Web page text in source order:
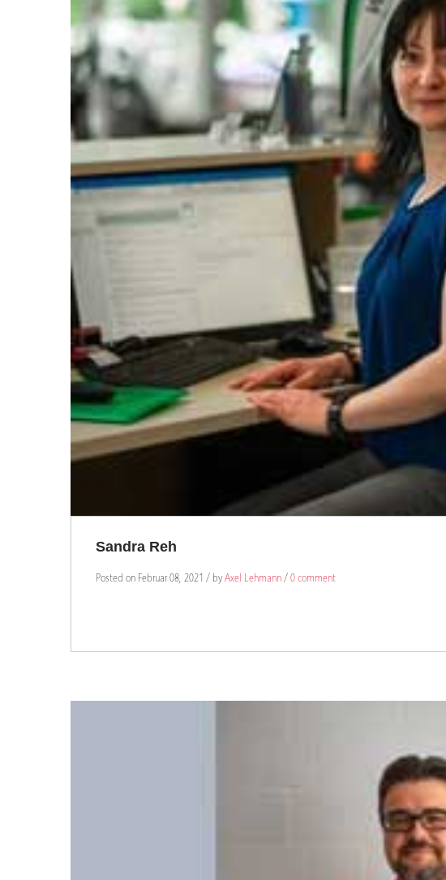
Sandra Reh
Posted on Februar 08, 2021 / byAxel Lehmann / 0 comment